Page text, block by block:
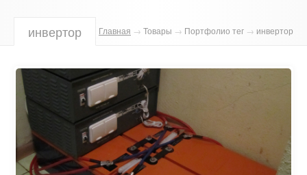
Оборудование
О компании
Отзывы
Контакты
инвертор Главная → Товары → Портфолио тег → инвертор